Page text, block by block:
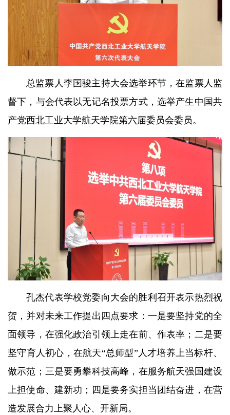
总监票人李国骏主持大会选举环节，在监票人监
督下，与会代表以无记名投票方式，选举产生中国共
产党西北工业大学航天学院第六届委员会委员。
孔杰代表学校党委向大会的胜利召开表示热烈祝
贺，并对未来工作提出四点要求：一是要坚持党的全
面领导，在强化政治引领上走在前、作表率；二是要
坚守育人初心，在航天“总师型”人才培养上当标杆、
做示范；三是要勇攀科技高峰，在服务航天强国建设
上担使命、建新功；四是要务实担当团结奋进，在营
造发展合力上聚人心、开新局。